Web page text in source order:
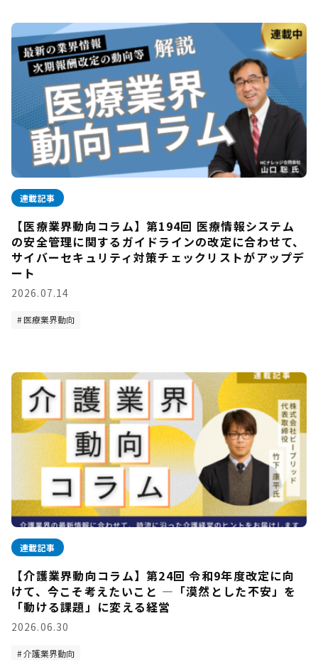
連載記事
【医療業界動向コラム】第194回 医療情報システム
の安全管理に関するガイドラインの改定に合わせて、
サイバーセキュリティ対策チェックリストがアップデ
ート
2026.07.14
医療業界動向
連載記事
【介護業界動向コラム】第24回 令和9年度改定に向
けて、今こそ考えたいこと —「漠然とした不安」を
「動ける課題」に変える経営
2026.06.30
介護業界動向